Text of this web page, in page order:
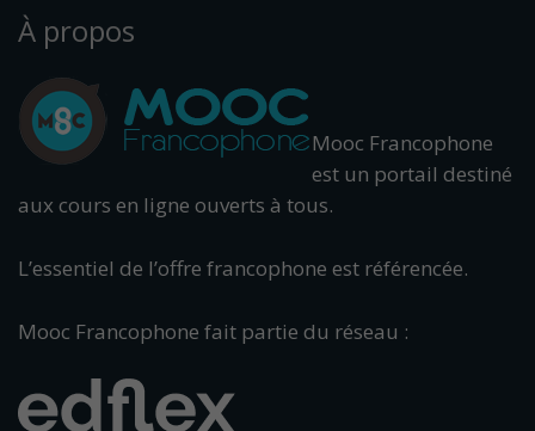
À propos
Mooc Francophone
est un portail destiné
aux cours en ligne ouverts à tous.
L’essentiel de l’offre francophone est référencée.
Mooc Francophone fait partie du réseau :